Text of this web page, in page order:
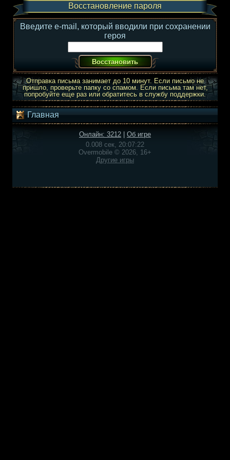
Восстановление пароля
Введите e-mail, который вводили при сохранении
героя
Отправка письма занимает до 10 минут. Если письмо не
пришло, проверьте папку со спамом. Если письма там нет,
попробуйте еще раз или обратитесь в службу поддержки.
Главная
Онлайн: 3212
Об игре
0.008 сек, 20:07:22
Overmobile © 2026, 16+
Другие игры